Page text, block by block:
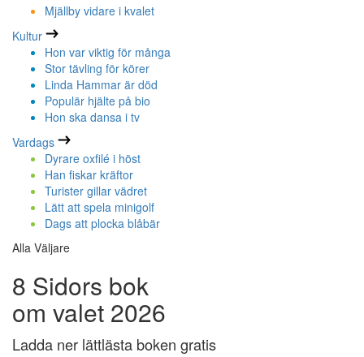
Mjällby vidare i kvalet
Kultur
Hon var viktig för många
Stor tävling för körer
Linda Hammar är död
Populär hjälte på bio
Hon ska dansa i tv
Vardags
Dyrare oxfilé i höst
Han fiskar kräftor
Turister gillar vädret
Lätt att spela minigolf
Dags att plocka blåbär
Alla Väljare
8 Sidors bok
om valet 2026
Ladda ner lättlästa boken gratis